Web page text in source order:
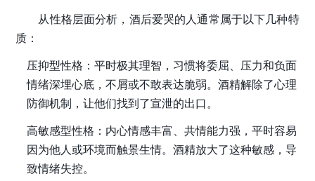
从性格层面分析，酒后爱哭的人通常属于以下几种特
质：
压抑型性格 ：平时极其理智，习惯将委屈、压力和负面
情绪深埋心底，不屑或不敢表达脆弱。酒精解除了心理
防御机制，让他们找到了宣泄的出口。
高敏感型性格 ：内心情感丰富、共情能力强，平时容易
因为他人或环境而触景生情。酒精放大了这种敏感，导
致情绪失控。